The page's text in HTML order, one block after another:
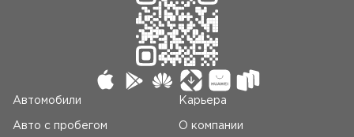
Автомобили
Авто c пробегом
Карьера
О компании